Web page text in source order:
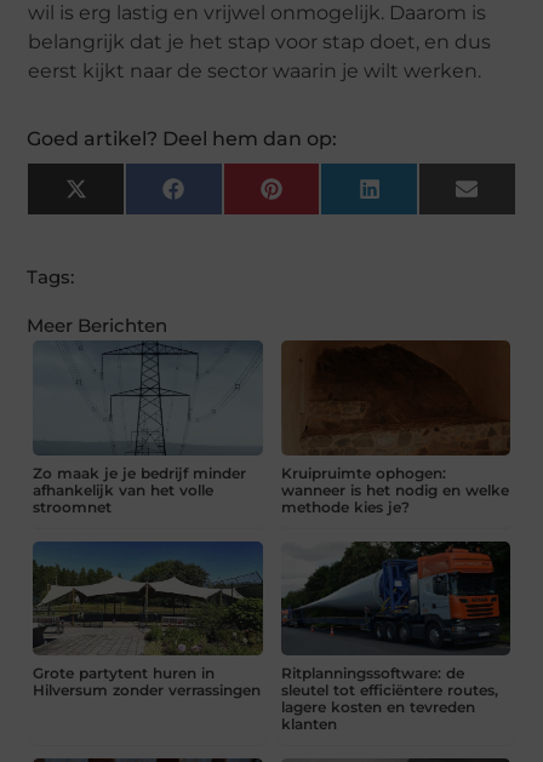
wil is erg lastig en vrijwel onmogelijk. Daarom is
belangrijk dat je het stap voor stap doet, en dus
eerst kijkt naar de sector waarin je wilt werken.
Goed artikel? Deel hem dan op:
X
(Twitter)
FacebookPinterest LinkedIn Email
Tags:
Meer Berichten
Zo maak je je bedrijf minder
afhankelijk van het volle
stroomnet
Kruipruimte ophogen:
wanneer is het nodig en welke
methode kies je?
Grote partytent huren in
Hilversum zonder verrassingen
Ritplanningssoftware: de
sleutel tot efficiëntere routes,
lagere kosten en tevreden
klanten